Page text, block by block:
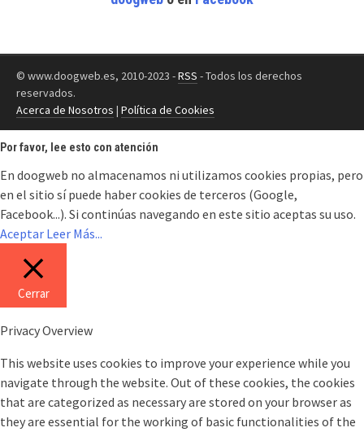
© www.doogweb.es, 2010-2023 -RSS - Todos los derechos
reservados.
Acerca de Nosotros | Política de Cookies
Por favor, lee esto con atención
En doogweb no almacenamos ni utilizamos cookies propias, pero
en el sitio sí puede haber cookies de terceros (Google,
Facebook...). Si continúas navegando en este sitio aceptas su uso.
Aceptar Leer Más...
Cerrar
Privacy Overview
This website uses cookies to improve your experience while you
navigate through the website. Out of these cookies, the cookies
that are categorized as necessary are stored on your browser as
they are essential for the working of basic functionalities of the